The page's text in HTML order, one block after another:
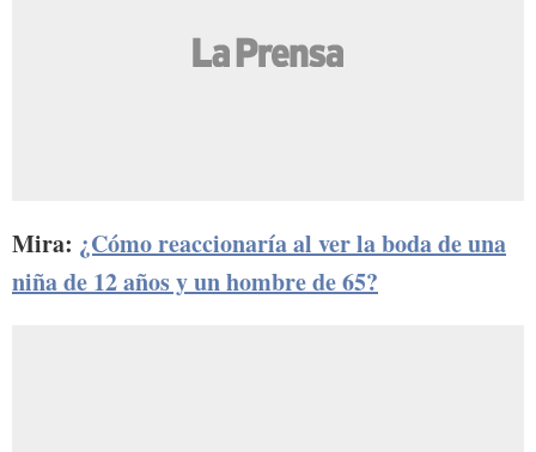
Mira: ¿Cómo reaccionaría al ver la boda de una
niña de 12 años y un hombre de 65?